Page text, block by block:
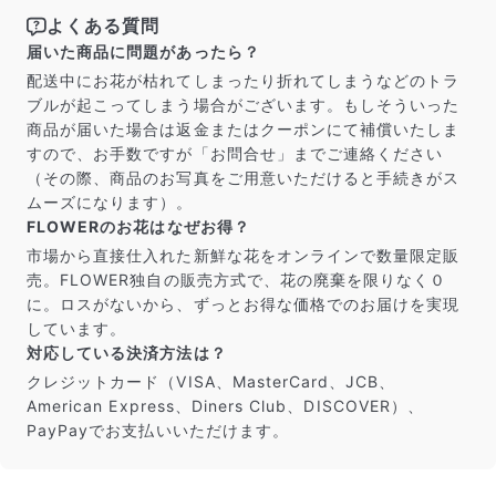
よくある質問
届いた商品に問題があったら？
配送中にお花が枯れてしまったり折れてしまうなどのトラ
ブルが起こってしまう場合がございます。もしそういった
商品が届いた場合は返金またはクーポンにて補償いたしま
すので、お手数ですが「お問合せ」までご連絡ください
（その際、商品のお写真をご用意いただけると手続きがス
ムーズになります）。
FLOWERのお花はなぜお得？
市場から直接仕入れた新鮮な花をオンラインで数量限定販
売。FLOWER独自の販売方式で、花の廃棄を限りなく０
に。ロスがないから、ずっとお得な価格でのお届けを実現
しています。
対応している決済方法は？
クレジットカード（VISA、MasterCard、JCB、
American Express、Diners Club、DISCOVER）、
PayPayでお支払いいただけます。